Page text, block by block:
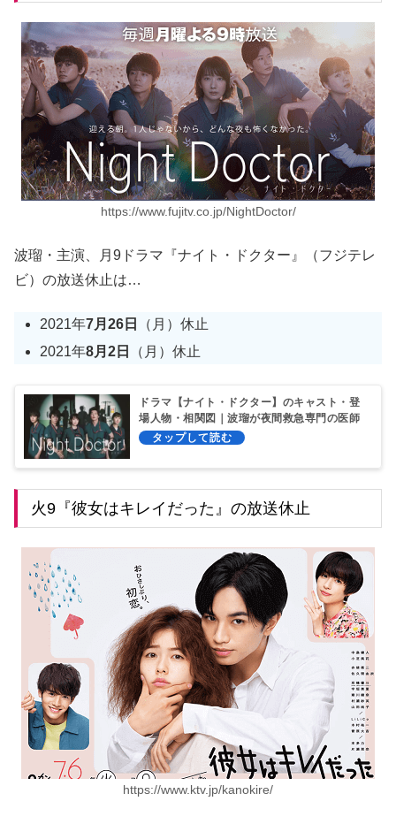
https://www.fujitv.co.jp/NightDoctor/
波瑠・主演、月9ドラマ『ナイト・ドクター』（フジテレ
ビ）の放送休止は…
2021年7月26日
（月）休止
2021年8月2日 （月）休止
ドラマ【ナイト・ドクター】のキャスト・登
場人物・相関図｜波瑠が夜間救急専門の医師
に！
火9『彼女はキレイだった』の放送休止
https://www.ktv.jp/kanokire/